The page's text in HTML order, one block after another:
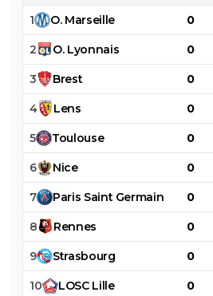
1 O. Marseille 0
2 O. Lyonnais 0
3 Brest 0
4 Lens 0
5 Toulouse 0
6 Nice 0
7 Paris Saint Germain 0
8 Rennes 0
9 Strasbourg 0
10 LOSC Lille 0